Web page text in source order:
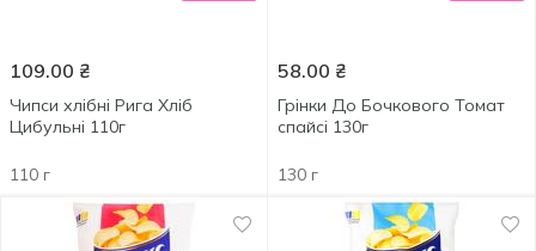
109.00 ₴
Чипси хлібні Рига Хліб
Цибульні 110г
110 г
58.00 ₴
Грінки До Бочкового Томат
спайсi 130г
130 г